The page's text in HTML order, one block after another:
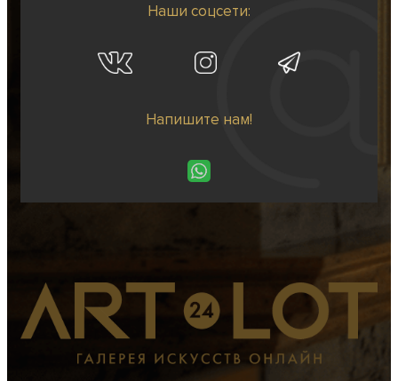
Наши соцсети:
Напишите нам!